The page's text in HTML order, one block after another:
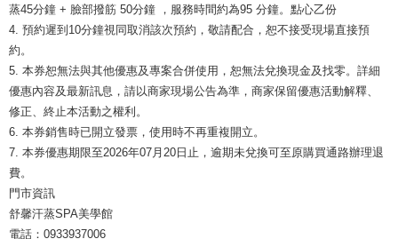
蒸45分鐘 + 臉部撥筋 50分鐘 ，服務時間約為95 分鐘。點心乙份
4. 預約遲到10分鐘視同取消該次預約，敬請配合，恕不接受現場直接預
約。
5. 本券恕無法與其他優惠及專案合併使用，恕無法兌換現金及找零。詳細
優惠內容及最新訊息，請以商家現場公告為準，商家保留優惠活動解釋、
修正、終止本活動之權利。
6. 本券銷售時已開立發票，使用時不再重複開立。
7. 本券優惠期限至2026年07月20日止，逾期未兌換可至原購買通路辦理退
費。
門市資訊
舒馨汗蒸SPA美學館
電話：0933937006